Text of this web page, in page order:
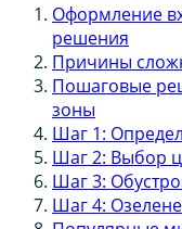
Оформление
решения
Причины
Пошаговые
зоны
Шаг 1:
Шаг 2: Выбор
Шаг 3:
Шаг 4: